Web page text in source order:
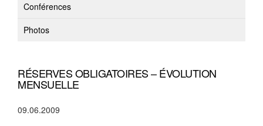
Conférences
Photos
RÉSERVES OBLIGATOIRES – ÉVOLUTION
MENSUELLE
09.06.2009